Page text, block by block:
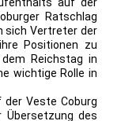
Ratschlag
sich Vertreter der
Positionen zu
Reichstag in
wichtige Rolle in
Veste Coburg
des